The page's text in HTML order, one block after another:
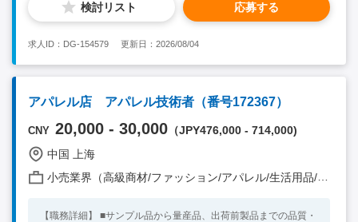
ジネスレベル ■機械部品、マシニング業界、車部品メーカー業界
事に責任感ある方 ★30代～50代の方が活躍中！ ※キーワード：
中国日系企業就職 中国勤務 中国就職支援 無料斡旋サービ
ス 生産管理・工場長
検討リスト 応募する
求人ID：DG-154579 更新日：2026/08/04
アパレル店 アパレル技術者（番号172367）
CNY 20,000 - 30,000 （JPY476,000 - 714,000)
中国 上海
小売業界（高級商材/ファッション/アパレル/生活用品/家電 他）
【職務詳細】 ■サンプル品から量産品、出荷前製品までの品質・